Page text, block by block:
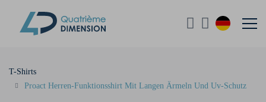
T-Shirts
Proact Herren-Funktionsshirt Mit Langen Ärmeln Und Uv-Schutz